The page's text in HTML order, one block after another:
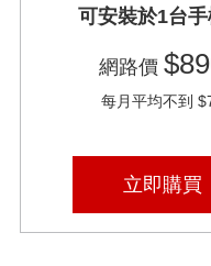
可安裝於1台
網路價
每月平均不到
立即購買